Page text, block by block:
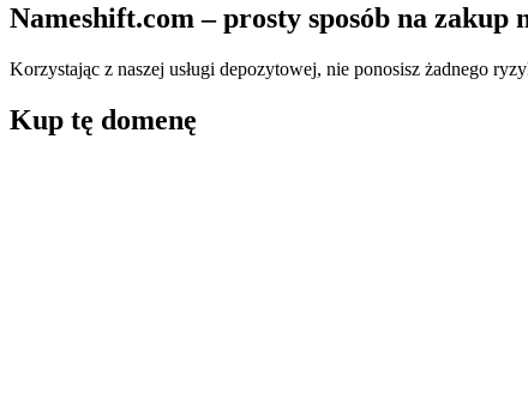
Nameshift.com – prosty sposób na zakup
Korzystając z naszej usługi depozytowej, nie ponosisz żadnego
Kup tę domenę